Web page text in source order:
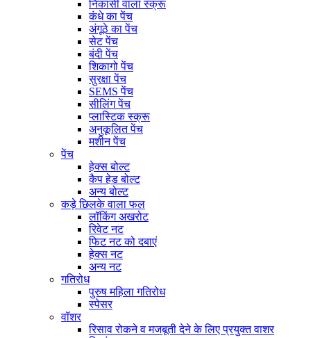
निकासी वाला स्क्रू
कंधे का पेंच
अंगूठे का पेंच
सेट पेंच
बंदी पेंच
शिकागो पेंच
सुरक्षा पेंच
SEMS पेंच
सीलिंग पेंच
प्लास्टिक स्क्रू
अनुकूलित पेंच
मशीन पेंच
पेंच
हेक्स बोल्ट
कैप हेड बोल्ट
अन्य बोल्ट
कड़े छिलके वाला फल
लॉकिंग अखरोट
रिवेट नट
फिट नट को दबाएं
हेक्स नट
अन्य नट
गतिरोध
पुरुष महिला गतिरोध
स्पेसर
वॉशर
रिसाव रोकने व मजबूती देने के लिए प्रयुक्त वाशर